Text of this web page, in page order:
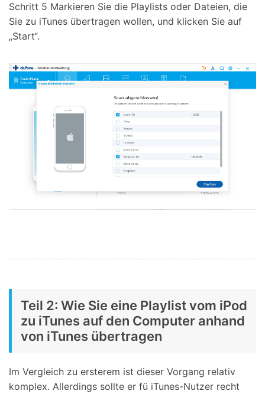
Schritt 5 Markieren Sie die Playlists oder Dateien, die
Sie zu iTunes übertragen wollen, und klicken Sie auf
„Start“.
Teil 2: Wie Sie eine Playlist vom iPod
zu iTunes auf den Computer anhand
von iTunes übertragen
Im Vergleich zu ersterem ist dieser Vorgang relativ
komplex. Allerdings sollte er fü iTunes-Nutzer recht